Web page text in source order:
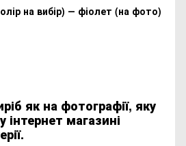
на вибір) ― фіолет (на фото)
як на фотографії, яку
магазині